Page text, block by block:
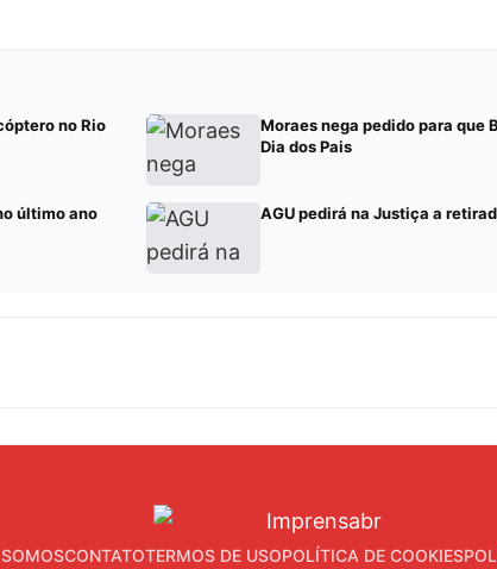
no Rio
Moraes nega pedido para que
Dia dos Pais
último ano AGU pedirá na Justiça a
CONTATOTERMOS DE USOPOLÍTICA DE COOKIES